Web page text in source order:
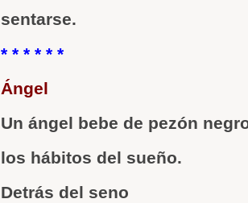
sentarse.
* * * * * *
Ángel
Un ángel bebe de pezón
los hábitos del sueño.
Detrás del seno